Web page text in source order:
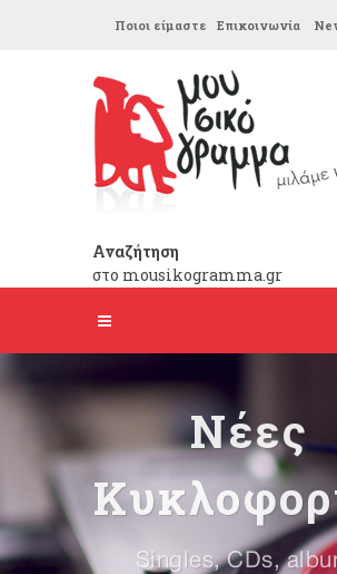
Ποιοι είμαστε Επικοινωνία
Αναζήτηση
στο mousikogramma.gr
Νέες
Singles, CDs,